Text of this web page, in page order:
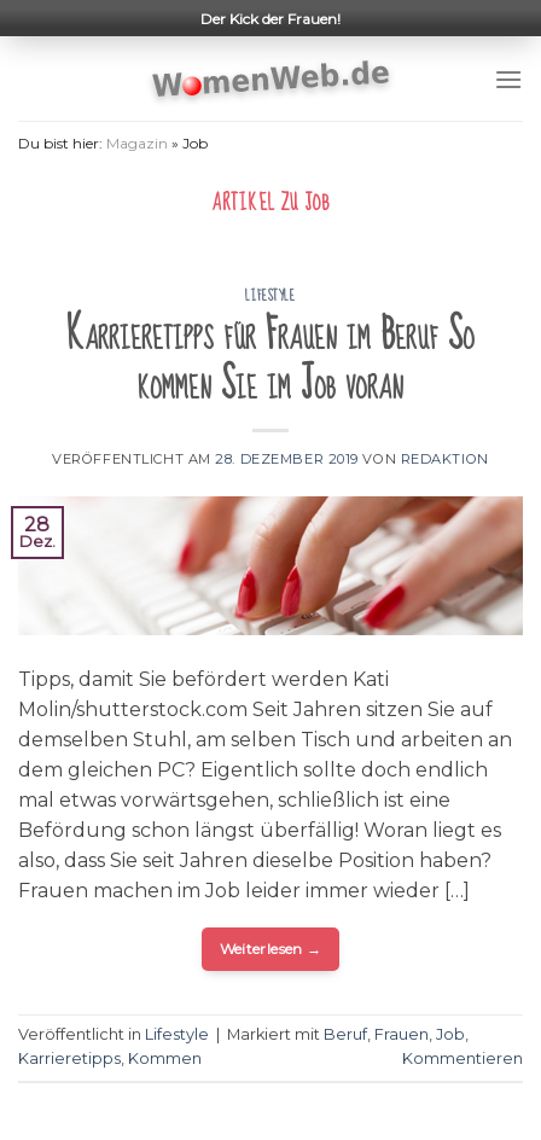
to
Der Kick der Frauen!
Du bist hier: Magazin » Job
ARTIKEL ZUJOB
LIFESTYLE
Karrieretipps für Frauen im Beruf So
kommen Sie im Job voran
VERÖFFENTLICHT AM28. DEZEMBER 2019 VON REDAKTION
28
Dez.
Tipps, damit Sie befördert werden Kati
Molin/shutterstock.com Seit Jahren sitzen Sie auf
demselben Stuhl, am selben Tisch und arbeiten an
dem gleichen PC? Eigentlich sollte doch endlich
mal etwas vorwärtsgehen, schließlich ist eine
Befördung schon längst überfällig! Woran liegt es
also, dass Sie seit Jahren dieselbe Position haben?
Frauen machen im Job leider immer wieder […]
Weiterlesen →
Veröffentlicht in Lifestyle Markiert mit Beruf, Frauen, Job,
Karrieretipps, Kommen Kommentieren